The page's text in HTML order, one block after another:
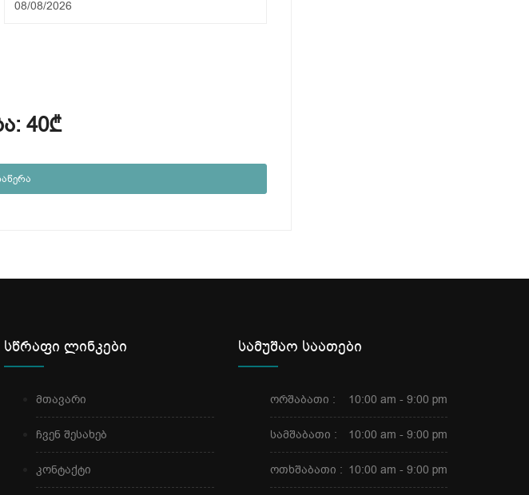
40₾
სწრაფი ლინკები
მთავარი
ჩვენ შესახებ
კონტაქტი
სამუშაო საათები
ორშაბათი : 10:00 am - 9:00 pm
სამშაბათი : 10:00 am - 9:00 pm
ოთხშაბათი : 10:00 am - 9:00 pm